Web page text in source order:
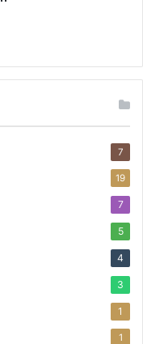
7
19
7
5
4
3
1
1